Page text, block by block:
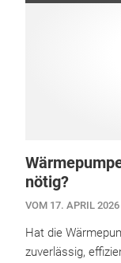
nötig?
VOM 17. APRIL 2026
Hat die
zuverlässig,